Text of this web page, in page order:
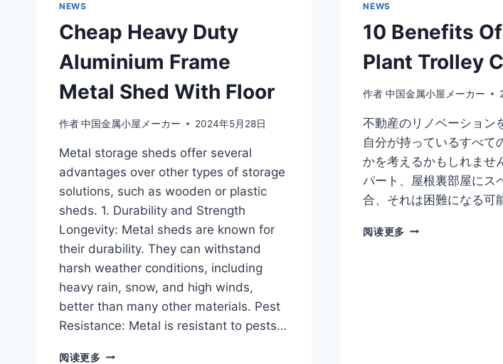
NEWS
Cheap Heavy Duty
Aluminium Frame
Metal Shed With Floor
作者中国金属小屋メーカー 2024年5月28日
Metal storage sheds offer several
advantages over other types of storage
solutions, such as wooden or plastic
sheds. 1. Durability and Strength
Longevity: Metal sheds are known for
their durability. They can withstand
harsh weather conditions, including
heavy rain, snow, and high winds,
better than many other materials. Pest
Resistance: Metal is resistant to pests…
阅读更多
NEWS
10 Benefits
Plant Trolley
作者 中国金属小屋メーカー
不動産のリノベーション
自分が持っているすべて
かを考えるかもしれませ
パート、屋根裏部屋にス
合、それは困難になる可
阅读更多